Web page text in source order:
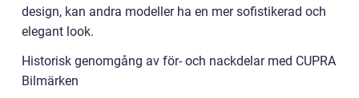
design, kan andra modeller ha en mer sofistikerad och
elegant look.
Historisk genomgång av för- och nackdelar med CUPRA
Bilmärken